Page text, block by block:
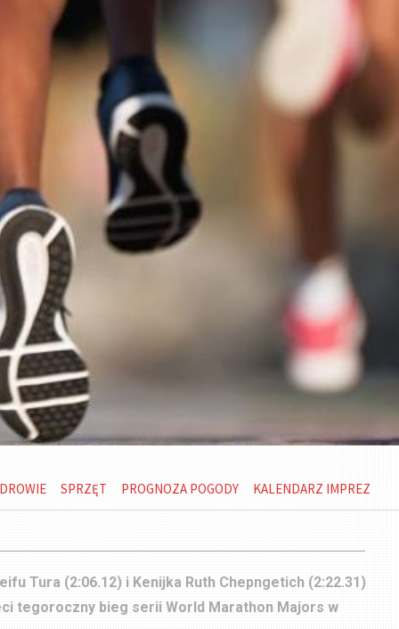
SPRZĘT PROGNOZA POGODY KALENDARZ IMPREZ
Tura (2:06.12) i Kenijka Ruth Chepngetich (2:22.31)
tegoroczny bieg serii World Marathon Majors w